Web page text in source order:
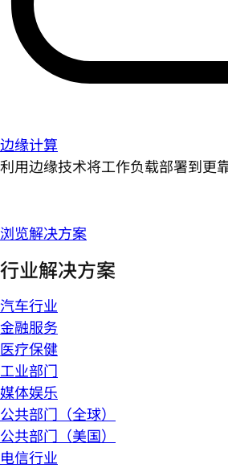
边缘计算
利用边缘技术将工作负载部署到更
浏览解决方案
行业解决方案
汽车行业
金融服务
医疗保健
工业部门
媒体娱乐
公共部门（全球）
公共部门（美国）
电信行业